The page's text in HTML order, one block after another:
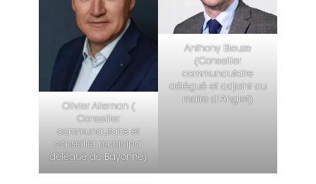
Olivier Alleman (​
Conseiller
communautaire et
conseiller municipal
délégué de Bayonne)
Anthony Bleuze
(Conseiller
communautaire
délégué et adjoint au
maire d’Anglet)